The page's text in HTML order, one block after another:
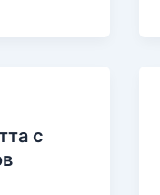
с